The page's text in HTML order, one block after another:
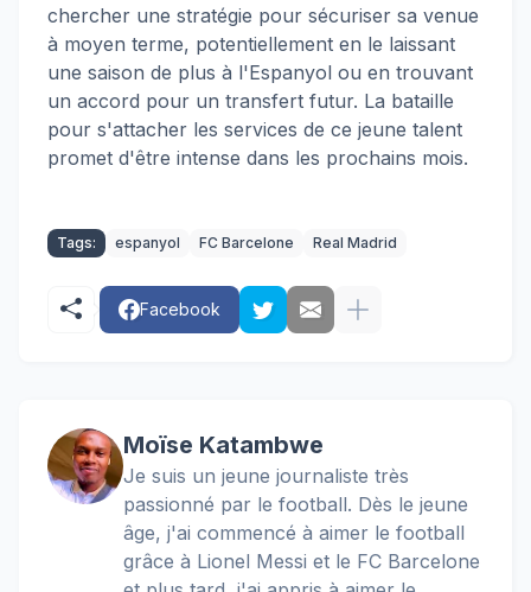
chercher une stratégie pour sécuriser sa venue
à moyen terme, potentiellement en le laissant
une saison de plus à l'Espanyol ou en trouvant
un accord pour un transfert futur. La bataille
pour s'attacher les services de ce jeune talent
promet d'être intense dans les prochains mois.
Tags: espanyol FC Barcelone Real Madrid
Facebook
Moïse Katambwe
Je suis un jeune journaliste très
passionné par le football. Dès le jeune
âge, j'ai commencé à aimer le football
grâce à Lionel Messi et le FC Barcelone